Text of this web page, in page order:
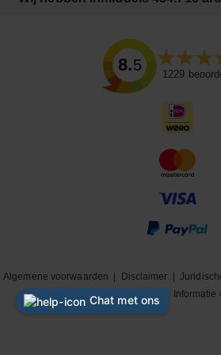
8.5
1229
Algemene voorwaarden Disclaimer |
|
Cookiebeleid Informatie